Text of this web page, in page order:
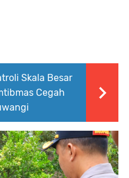
Skala Besar
Cegah